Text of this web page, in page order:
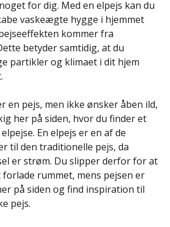
for dig. Med en elpejs kan du
vaskeægte hygge i hjemmet
kommer fra
betyder samtidig, at du
partikler og klimaet i dit hjem
en pejs, men ikke ønsker åben ild,
her på siden, hvor du finder et
En elpejs er en af de
til den traditionelle pejs, da
er strøm. Du slipper derfor for at
rummet, mens pejsen er
på siden og find inspiration til
pejs.